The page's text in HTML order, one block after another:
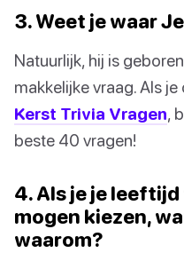
3. Weet je waar
Natuurlijk, hij is
makkelijke vraag. Als
Kerst Trivia Vragen,
beste 40 vragen!
4. Als je je
mogen kiezen,
waarom?